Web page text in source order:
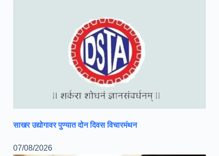
साखर उद्योगावर पुण्यात दोन दिवस विचारमंथन
07/08/2026